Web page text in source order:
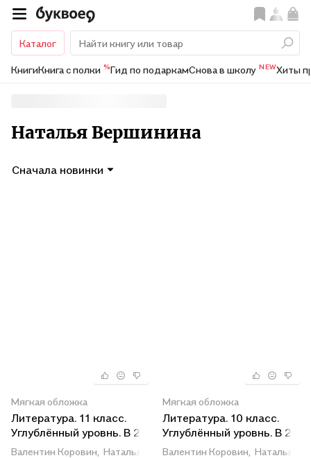
Каталог
КнигиКнига с полки %Гид по подаркамСнова в школу NEWХиты
Наталья Вершинина
Сначала новинки
Мягкая обложка
Литература. 11 класс.
Углублённый уровнь. В 2
частях. Часть 2. Учебник
Валентин Коровин, Наталья Вершинина, Екатерина Дмитриева
Мягкая обложка
Литература. 10 класс.
Углублённый уровнь. В 2
частях. Часть 1. Учебник
Валентин Коровин, Наталья